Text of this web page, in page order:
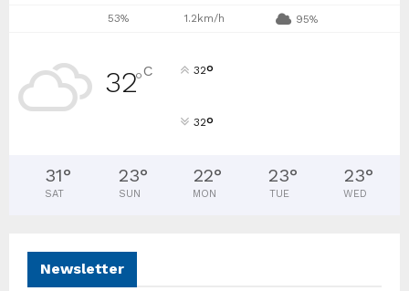
53% 1.2km/h 95%
32°C 32°
32°
31°
SAT
23°
SUN
22°
MON
23°
TUE
23°
WED
Newsletter